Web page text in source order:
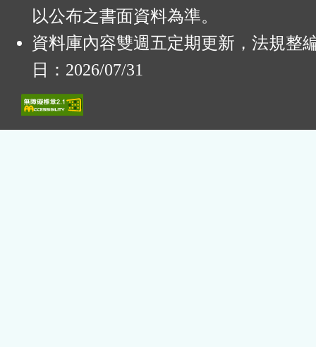
以公布之書面資料為準。
資料庫內容雙週五定期更新，法規整
日：2026/07/31